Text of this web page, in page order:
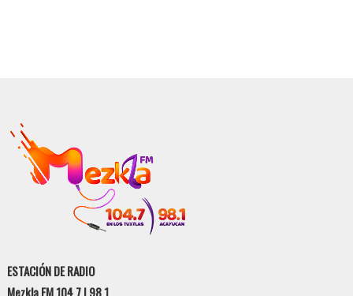
ESTACIÓN DE RADIO
Mezkla FM 104.7 | 98.1